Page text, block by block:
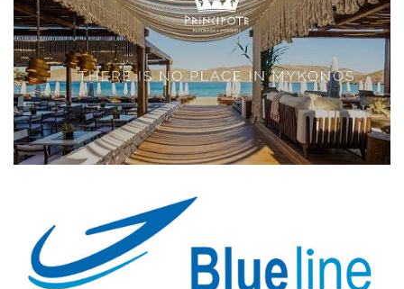
About
Elections 2023
Γλώσσα
Ελληνικά English